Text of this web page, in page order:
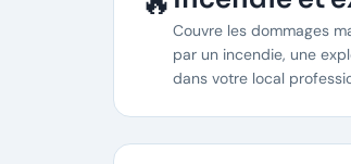
Couvre les dommages
par un incendie, une
dans votre local